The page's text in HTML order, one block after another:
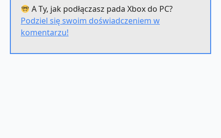
A Ty, jak podłączasz pada Xbox do PC?
Podziel się swoim doświadczeniem w
komentarzu!